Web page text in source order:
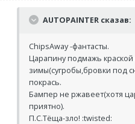
AUTOPAINTER сказав:
ChipsAway -фантасты.
Царапину подмажь краской
зимы(сугробы,бровки под
покрась.
Бампер не ржавеет(хотя
приятно).
П.С.Тёща-зло! :twisted: